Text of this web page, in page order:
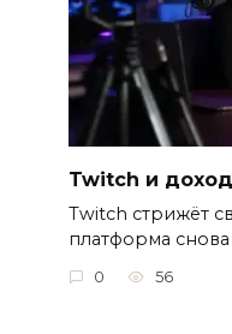
Twitch и
Twitch стрижёт
платформа снова
0 56